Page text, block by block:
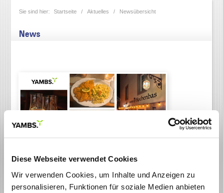
Diese Webseite verwendet Cookies
Wir verwenden Cookies, um Inhalte und Anzeigen zu
personalisieren, Funktionen für soziale Medien anbieten
Sie sind hier: Startseite /Aktuelles / Newsübersicht
News